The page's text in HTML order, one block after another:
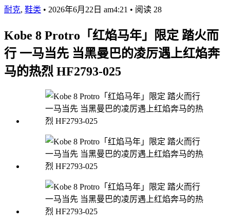
耐克, 鞋类 • 2026年6月22日 am4:21 • 阅读 28
Kobe 8 Protro「红焰马年」限定 踏火而
行 一马当先 当黑曼巴的凌厉遇上红焰奔
马的热烈 HF2793-025